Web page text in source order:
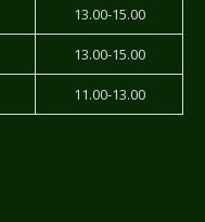
13.00-15.00
13.00-15.00
11.00-13.00